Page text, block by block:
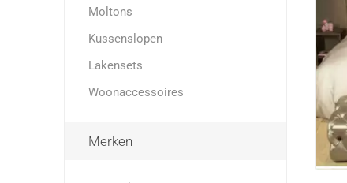
Moltons
Kussenslopen
Lakensets
Woonaccessoires
Merken